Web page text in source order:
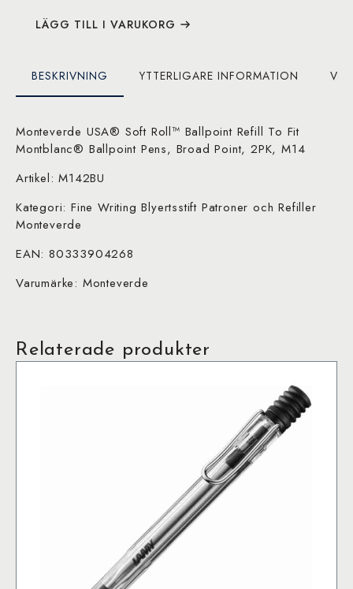
Blue
mängd
LÄGG TILL I VARUKORG
BESKRIVNING YTTERLIGARE INFORMATION
Monteverde USA® Soft Roll™ Ballpoint Refill To Fit
Montblanc® Ballpoint Pens, Broad Point, 2PK, M14
Artikel: M142BU
Kategori: Fine Writing Blyertsstift Patroner och Refiller
Monteverde
EAN: 80333904268
Varumärke: Monteverde
Relaterade produkter